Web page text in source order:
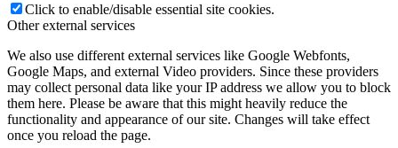
Click to enable/disable essential site cookies.
Other external services
We also use different external services like Google Webfonts,
Google Maps, and external Video providers. Since these providers
may collect personal data like your IP address we allow you to block
them here. Please be aware that this might heavily reduce the
functionality and appearance of our site. Changes will take effect
once you reload the page.